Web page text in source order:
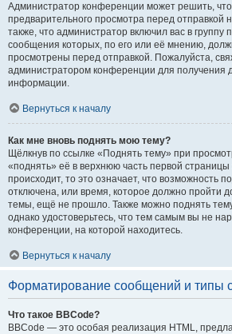
Администратор конференции может решить,
предварительного просмотра перед
также, что администратор включил вас в группу
сообщения которых, по его или её мнению,
просмотрены перед отправкой. Пожалуйста,
администратором конференции для получения
информации.
Вернуться к началу
Как мне вновь поднять мою тему?
Щёлкнув по ссылке «Поднять тему» при
«поднять» её в верхнюю часть первой
происходит, то это означает, что возможность
отключена, или время, которое должно пройти
темы, ещё не прошло. Также можно поднять
однако удостоверьтесь, что тем самым вы не
конференции, на которой находитесь.
Вернуться к началу
Форматирование сообщений и типы
Что такое BBCode?
BBCode — это особая реализация HTML,